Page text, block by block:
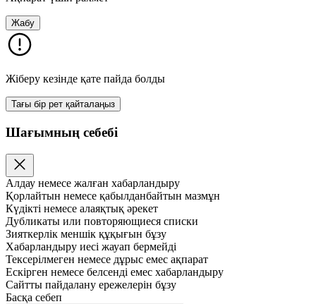
Жабу
Жіберу кезінде қате пайда болды
Тағы бір рет қайталаңыз
Шағымның себебі
Алдау немесе жалған хабарландыру
Қорлайтын немесе қабылданбайтын мазмұн
Күдікті немесе алаяқтық әрекет
Дубликаты или повторяющиеся списки
Зияткерлік меншік құқығын бұзу
Хабарландыру иесі жауап бермейді
Тексерілмеген немесе дұрыс емес ақпарат
Ескірген немесе белсенді емес хабарландыру
Сайтты пайдалану ережелерін бұзу
Басқа себеп